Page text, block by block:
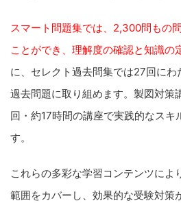
スマート問題集では、2,300問もの
ことができ、理解度の確認と知識の
に、セレクト過去問集では27回に
過去問題に取り組めます。製図対策
回・約17時間の講座で実践的なスキ
す。
これらの多彩な学習コンテンツによ
範囲をカバーし、効果的な受験対策